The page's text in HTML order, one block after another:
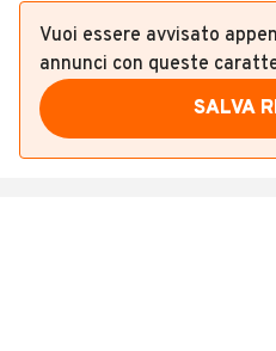
Vuoi essere avvisato
annunci con queste
SALVA